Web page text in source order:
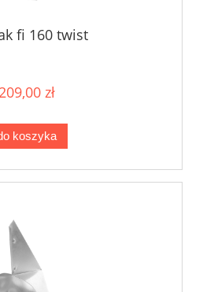
fi 160 twist
zł
koszyka